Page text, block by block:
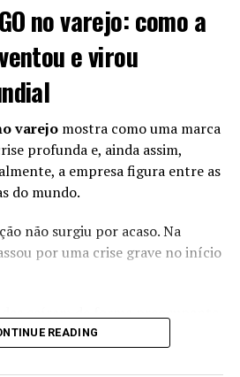
no varejo: como a
e virou
varejomostra como uma marca
profunda e, ainda assim,
a empresa figura entre as
do mundo.
não surgiu por acaso. Na
por uma crise grave no início
a perder relevância entre
READING